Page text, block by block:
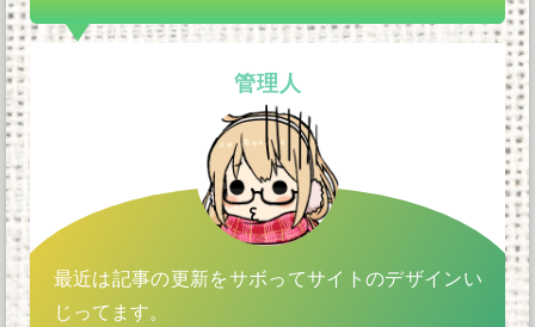
管理人
最近は記事の更新をサボってサイトのデザインい
じってます。